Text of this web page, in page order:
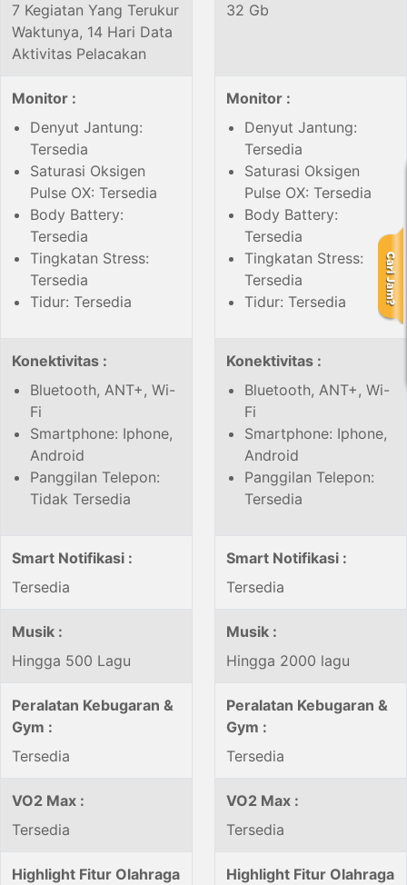
7 Kegiatan Yang Terukur
Waktunya, 14 Hari Data
Aktivitas Pelacakan
32 Gb
Monitor :
Denyut Jantung:
Tersedia
Saturasi Oksigen
Pulse OX: Tersedia
Body Battery:
Tersedia
Tingkatan Stress:
Tersedia
Tidur: Tersedia
Monitor :
Denyut Jantung:
Tersedia
Saturasi Oksigen
Pulse OX: Tersedia
Body Battery:
Tersedia
Tingkatan Stress:
Tersedia
Tidur: Tersedia
Konektivitas :
Bluetooth, ANT+, Wi-
Fi
Smartphone: Iphone,
Android
Panggilan Telepon:
Tidak Tersedia
Konektivitas :
Bluetooth, ANT+, Wi-
Fi
Smartphone: Iphone,
Android
Panggilan Telepon:
Tersedia
Smart Notifikasi :
Tersedia
Smart Notifikasi :
Tersedia
Musik :
Hingga 500 Lagu
Musik :
Hingga 2000 lagu
Peralatan Kebugaran &
Gym :
Tersedia
Peralatan Kebugaran &
Gym :
Tersedia
VO2 Max :
Tersedia
VO2 Max :
Tersedia
Highlight Fitur Olahraga
Highlight Fitur Olahraga